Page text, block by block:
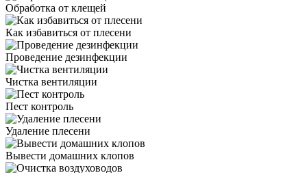
Обработка от клещей
Как избавиться от плесени
Проведение дезинфекции
Чистка вентиляции
Пест контроль
Удаление плесени
Вывести домашних клопов